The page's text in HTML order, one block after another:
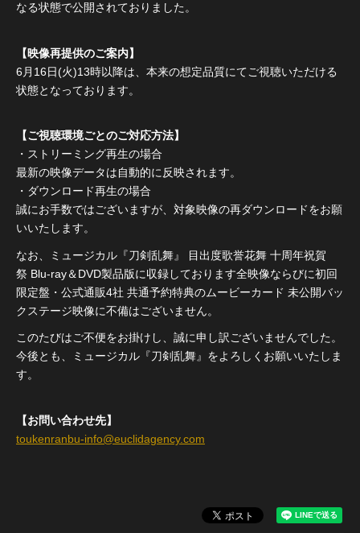
なる状態で公開されておりました。
【映像再提供のご案内】
6月16日(火)13時以降は、本来の想定品質にてご視聴いただける
状態となっております。
【ご視聴環境ごとのご対応方法】
・ストリーミング再生の場合
最新の映像データは自動的に反映されます。
・ダウンロード再生の場合
誠にお手数ではございますが、対象映像の再ダウンロードをお願
いいたします。
なお、ミュージカル『刀剣乱舞』 目出度歌誉花舞 十周年祝賀
祭 Blu-ray＆DVD製品版に収録しております全映像ならびに初回
限定盤・公式通販4社 共通予約特典のムービーカード 未公開バッ
クステージ映像に不備はございません。
このたびはご不便をお掛けし、誠に申し訳ございませんでした。
今後とも、ミュージカル『刀剣乱舞』をよろしくお願いいたしま
す。
【お問い合わせ先】
toukenranbu-info@euclidagency.com